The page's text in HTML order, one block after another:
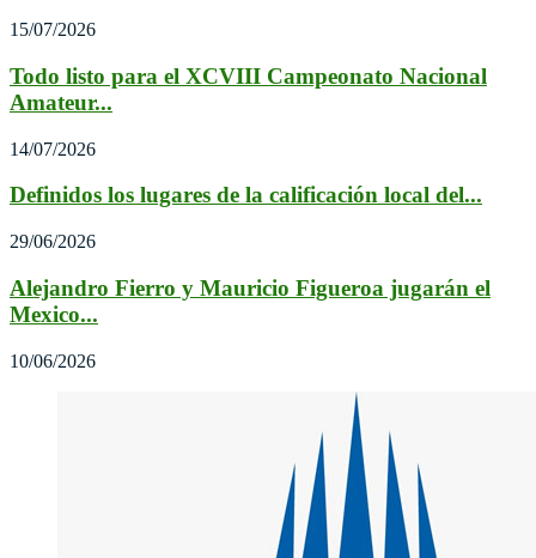
15/07/2026
Todo listo para el XCVIII Campeonato Nacional
Amateur...
14/07/2026
Definidos los lugares de la calificación local del...
29/06/2026
Alejandro Fierro y Mauricio Figueroa jugarán el
Mexico...
10/06/2026